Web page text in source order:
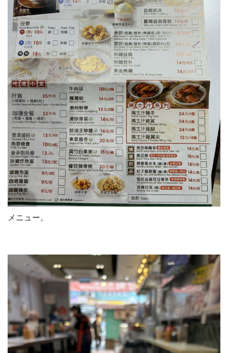
メニュー。